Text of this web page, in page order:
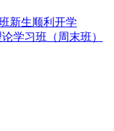
新生顺利开学
学习班（周末班）